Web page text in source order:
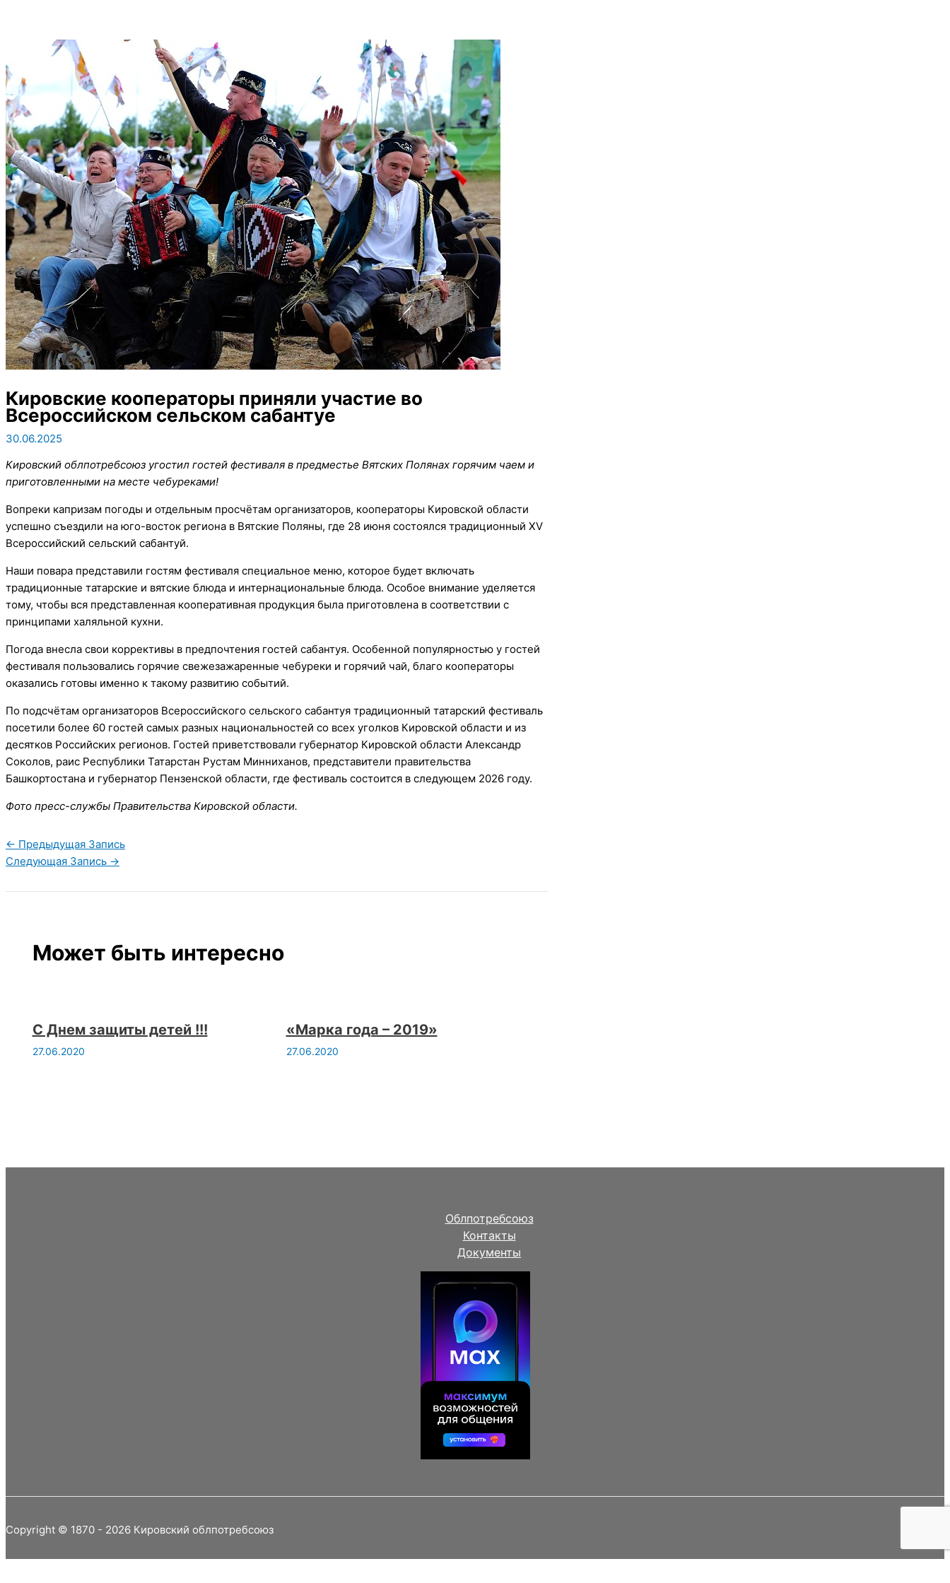
Кировские кооператоры приняли участие во
Всероссийском сельском сабантуе
30.06.2025
Кировский облпотребсоюз угостил гостей фестиваля в предместье Вятских Полянах горячим чаем и
приготовленными на месте чебуреками!
Вопреки капризам погоды и отдельным просчётам организаторов, кооператоры Кировской области
успешно съездили на юго-восток региона в Вятские Поляны, где 28 июня состоялся традиционный XV
Всероссийский сельский сабантуй.
Наши повара представили гостям фестиваля специальное меню, которое будет включать
традиционные татарские и вятские блюда и интернациональные блюда. Особое внимание уделяется
тому, чтобы вся представленная кооперативная продукция была приготовлена в соответствии с
принципами халяльной кухни.
Погода внесла свои коррективы в предпочтения гостей сабантуя. Особенной популярностью у гостей
фестиваля пользовались горячие свежезажаренные чебуреки и горячий чай, благо кооператоры
оказались готовы именно к такому развитию событий.
По подсчётам организаторов Всероссийского сельского сабантуя традиционный татарский фестиваль
посетили более 60 гостей самых разных национальностей со всех уголков Кировской области и из
десятков Российских регионов. Гостей приветствовали губернатор Кировской области Александр
Соколов, раис Республики Татарстан Рустам Минниханов, представители правительства
Башкортостана и губернатор Пензенской области, где фестиваль состоится в следующем 2026 году.
Фото пресс-службы Правительства Кировской области.
← Предыдущая Запись
Следующая Запись →
Может быть интересно
С Днем защиты детей !!!
27.06.2020
«Марка года – 2019»
27.06.2020
Облпотребсоюз
Контакты
Документы
Copyright © 1870 - 2026 Кировский облпотребсоюз